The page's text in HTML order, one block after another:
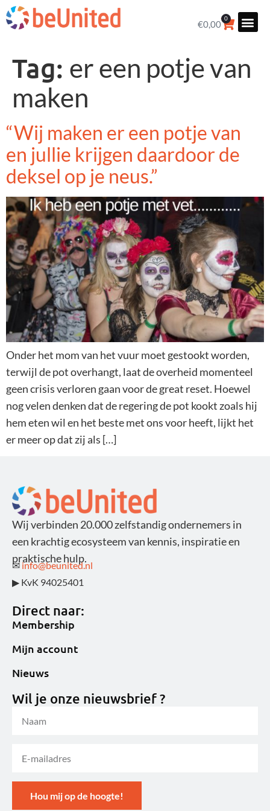
€0,00
0
Tag: er een potje van
maken
“Wij maken er een potje van
en jullie krijgen daardoor de
deksel op je neus.”
Onder het mom van het vuur moet gestookt worden,
terwijl de pot overhangt, laat de overheid momenteel
geen crisis verloren gaan voor de great reset. Hoewel
nog velen denken dat de regering de pot kookt zoals hij
hem eten wil en het beste met ons voor heeft, lijkt het
er meer op dat zij als […]
Wij verbinden 20.000 zelfstandig ondernemers in
een krachtig ecosysteem van kennis, inspiratie en
praktische hulp.
✉ info@beunited.nl
▶ KvK 94025401
Direct naar:
Membership
Mijn account
Nieuws
Wil je onze nieuwsbrief ?
Hou mij op de hoogte!